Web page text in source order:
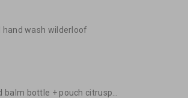
hand wash wilderloof